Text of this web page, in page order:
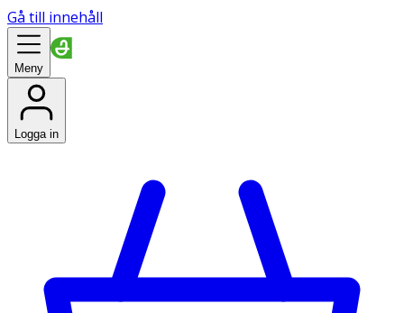
Gå till innehåll
Meny
Logga in